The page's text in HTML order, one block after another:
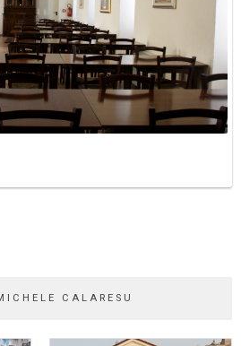
CALARESU